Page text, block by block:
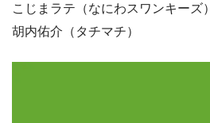
こじまラテ（なにわスワンキーズ）
胡内佑介（タチマチ）